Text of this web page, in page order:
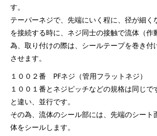
す。
テーパーネジで、先端にいく程に、径が細く
を接続する時に、ネジ同士の接触で流体（作
為、取り付けの際は、シールテープを巻き付
させます。
１００２番 PFネジ（管用フラットネジ）
１００１番とネジピッチなどの規格は同じで
と違い、並行です。
その為、流体のシール部には、先端のシート
体をシールします。